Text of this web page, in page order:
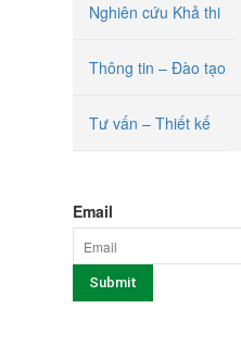
Nghiên cứu Khả thi
Thông tin – Đào tạo
Tư vấn – Thiết kế
Email